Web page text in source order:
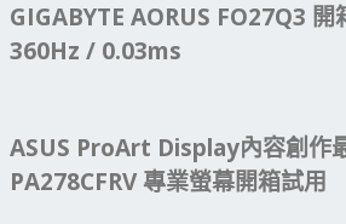
GIGABYTE AORUS FO27Q3
360Hz / 0.03ms
ASUS ProArt Display內容創作
PA278CFRV 專業螢幕開箱試用